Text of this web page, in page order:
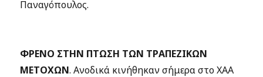
Παναγόπουλος.
ΦΡΕΝΟ ΣΤΗΝ ΠΤΩΣΗ ΤΩΝ ΤΡΑΠΕΖΙΚΩΝ
ΜΕΤΟΧΩΝ. Ανοδικά κινήθηκαν σήμερα στο ΧΑΑ